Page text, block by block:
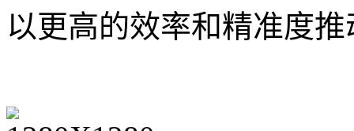
以更高的效率和精准度